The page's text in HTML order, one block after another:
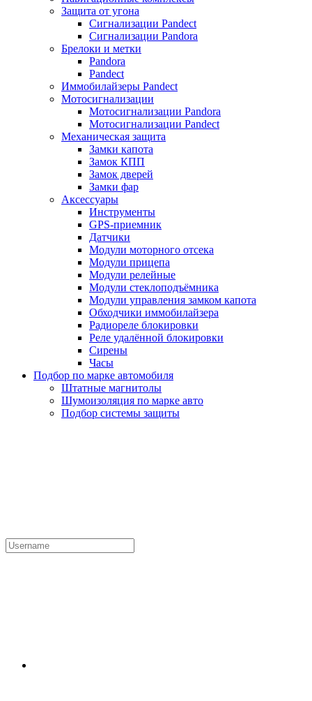
Защита от угона
Сигнализации Pandect
Сигнализации Pandora
Брелоки и метки
Pandora
Pandect
Иммобилайзеры Pandect
Мотосигнализации
Мотосигнализации Pandora
Мотосигнализации Pandect
Механическая защита
Замки капота
Замок КПП
Замок дверей
Замки фар
Аксессуары
Инструменты
GPS-приемник
Датчики
Модули моторного отсека
Модули прицепа
Модули релейные
Модули стеклоподъёмника
Модули управления замком капота
Обходчики иммобилайзера
Радиореле блокировки
Реле удалённой блокировки
Сирены
Часы
Подбор по марке автомобиля
Штатные магнитолы
Шумоизоляция по марке авто
Подбор системы защиты